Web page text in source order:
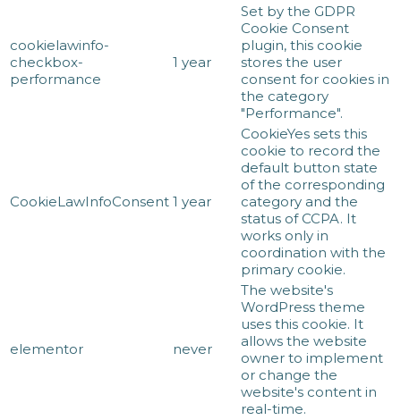
cookielawinfo-
checkbox-
performance
1 year
Set by the GDPR
Cookie Consent
plugin, this cookie
stores the user
consent for cookies in
the category
"Performance".
CookieLawInfoConsent 1 year
CookieYes sets this
cookie to record the
default button state
of the corresponding
category and the
status of CCPA. It
works only in
coordination with the
primary cookie.
elementor never
The website's
WordPress theme
uses this cookie. It
allows the website
owner to implement
or change the
website's content in
real-time.